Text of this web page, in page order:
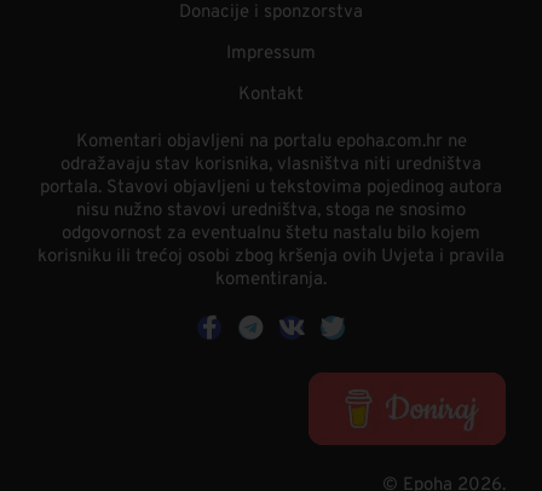
Donacije i sponzorstva
Impressum
Kontakt
Komentari objavljeni na portalu epoha.com.hr ne
odražavaju stav korisnika, vlasništva niti uredništva
portala. Stavovi objavljeni u tekstovima pojedinog autora
nisu nužno stavovi uredništva, stoga ne snosimo
odgovornost za eventualnu štetu nastalu bilo kojem
korisniku ili trećoj osobi zbog kršenja ovih Uvjeta i pravila
komentiranja.
© Epoha 2026.